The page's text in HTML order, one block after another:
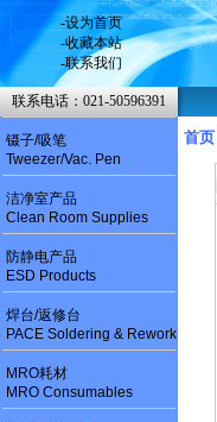
镊子/吸笔
Tweezer/Vac. Pen
洁净室产品
Clean Room Supplies
防静电产品
ESD Products
焊台/返修台
PACE Soldering & Rework
MRO耗材
MRO Consumables
-设为首页
-收藏本站
-联系我们
联系电话：021-50596391
首页